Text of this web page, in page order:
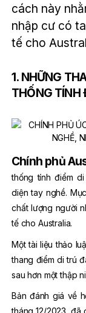
cách này
nhập cư có
tế cho
1. NHỮNG
THỐNG TÍNH
Chính phủ
thống tính điểm
diện tay nghề.
chất lượng người
tế cho Australia.
Một tài liệu thảo
thang điểm di trú
sau hơn một thập
Bản đánh giá về
tháng 12/2023, đã